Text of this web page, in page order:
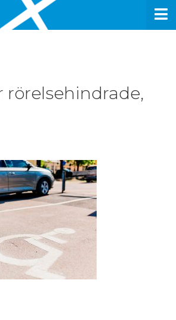
rörelsehindrade,